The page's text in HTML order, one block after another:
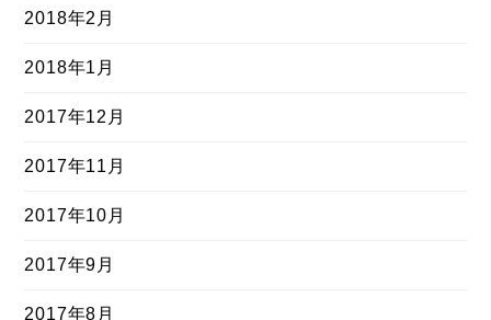
2018年2月
2018年1月
2017年12月
2017年11月
2017年10月
2017年9月
2017年8月